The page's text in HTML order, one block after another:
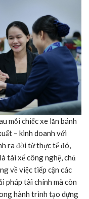
mỗi chiếc xe lăn bánh
– kinh doanh với
ra đời từ thực tế đó,
tài xế công nghệ, chủ
về việc tiếp cận các
pháp tài chính mà còn
hành trình tạo dựng